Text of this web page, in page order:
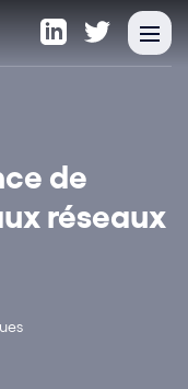
de
réseaux